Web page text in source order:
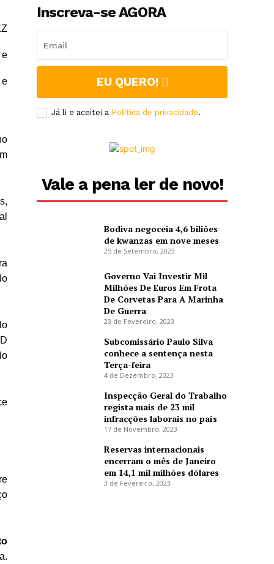
e
e
Inscreva-se AGORA
EU QUERO!
Já li e aceitei a Política de privacidade.
Vale a pena ler de novo!
Bodiva negoceia 4,6 biliões
de kwanzas em nove meses
25 de Setembro, 2023
Governo Vai Investir Mil
Milhões De Euros Em Frota
De Corvetas Para A Marinha
De Guerra
23 de Fevereiro, 2023
Subcomissário Paulo Silva
conhece a sentença nesta
Terça-feira
4 de Dezembro, 2023
Inspecção Geral do Trabalho
regista mais de 23 mil
infracções laborais no país
17 de Novembro, 2023
Reservas internacionais
encerram o mês de Janeiro
em 14,1 mil milhões dólares
3 de Fevereiro, 2023